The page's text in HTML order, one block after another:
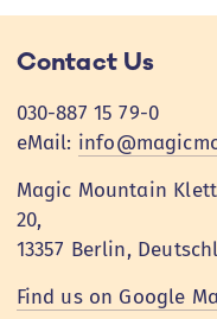
Contact Us
030-887 15 79-0
eMail:
Magic Mountain
20,
13357 Berlin,
Find us on Google